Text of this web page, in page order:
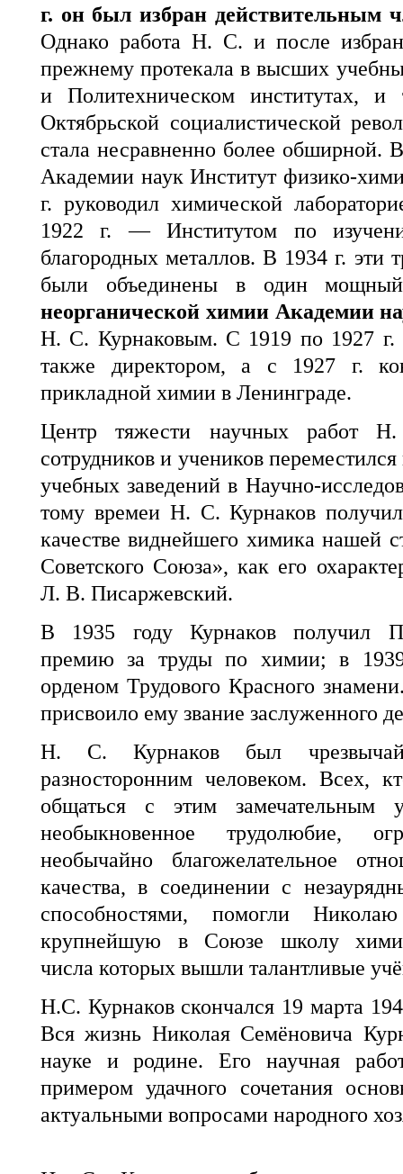
г. он был избран действительным
Однако работа Н. С. и после
прежнему протекала в высших
и Политехническом институтах, и
Октябрьской социалистической
стала несравненно более обширной.
Академии наук Институт физико-
г. руководил химической
1922 г. — Институтом по
благородных металлов. В 1934 г. эти
были объединены в один
неорганической химии Академии
Н. С. Курнаковым. С 1919 по 1927 г.
также директором, а с 1927 г.
прикладной химии в Ленинграде.
Центр тяжести научных работ
сотрудников и учеников
учебных заведений в Научно-
тому времеи Н. С. Курнаков
качестве виднейшего химика нашей
Советского Союза», как его
Л. В. Писаржевский.
В 1935 году Курнаков получил
премию за труды по химии; в
орденом Трудового Красного
присвоило ему звание заслуженного
Н. С. Курнаков был
разносторонним человеком. Всех,
общаться с этим замечательным
необыкновенное трудолюбие,
необычайно благожелательное
качества, в соединении с
способностями, помогли
крупнейшую в Союзе школу
числа которых вышли талантливые
Н.С. Курнаков скончался 19 марта
Вся жизнь Николая Семёновича
науке и родине. Его научная
примером удачного сочетания
актуальными вопросами народного